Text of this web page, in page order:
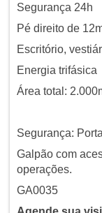
Segurança 24h
Pé direito de
Escritório,
Energia trifásica
Área total:
Segurança:
Galpão com
operações.
GA0035